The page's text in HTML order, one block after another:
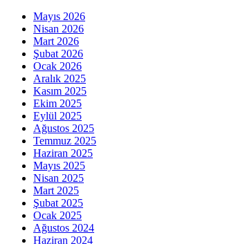
Mayıs 2026
Nisan 2026
Mart 2026
Şubat 2026
Ocak 2026
Aralık 2025
Kasım 2025
Ekim 2025
Eylül 2025
Ağustos 2025
Temmuz 2025
Haziran 2025
Mayıs 2025
Nisan 2025
Mart 2025
Şubat 2025
Ocak 2025
Ağustos 2024
Haziran 2024